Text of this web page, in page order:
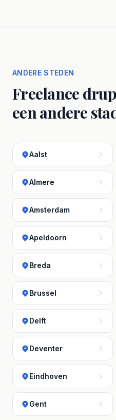
ANDERE STEDEN
Freelance
een andere
Aalst
Almere
Amsterdam
Apeldoorn
Breda
Brussel
Delft
Deventer
Eindhoven
Gent